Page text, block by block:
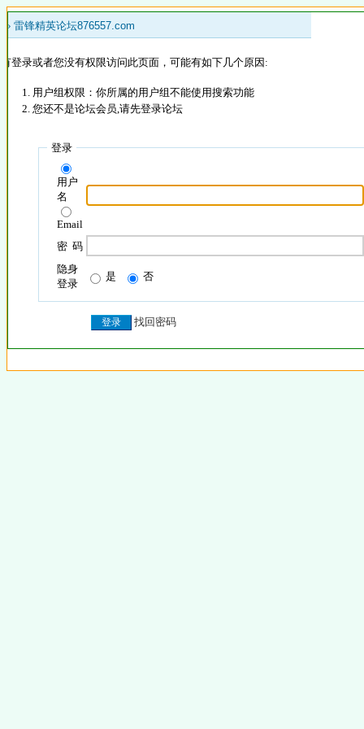
» 雷锋精英论坛876557.com
登录或者您没有权限访问此页面，可能有如下几个原因:
用户组权限：你所属的用户组不能使用搜索功能
您还不是论坛会员,请先登录论坛
登录
用户
名
Email
密 码
隐身
登录
是 否
找回密码